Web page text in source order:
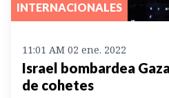
INTERNACIONALES
11:01 AM 02 ene. 2022
Israel bombardea
de cohetes